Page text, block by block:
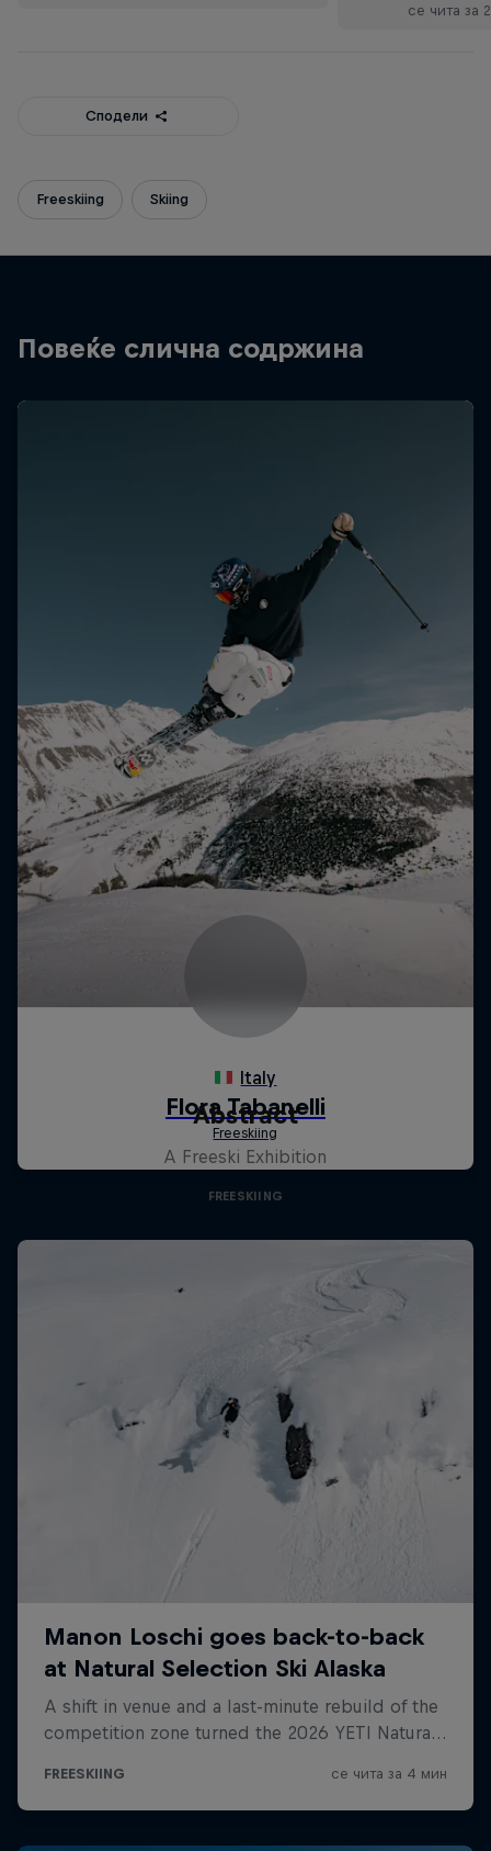
се чита за
Сподели
Freeskiing Skiing
Повеќе слична содржина
Abstract
A Freeski Exhibition
FREESKIING